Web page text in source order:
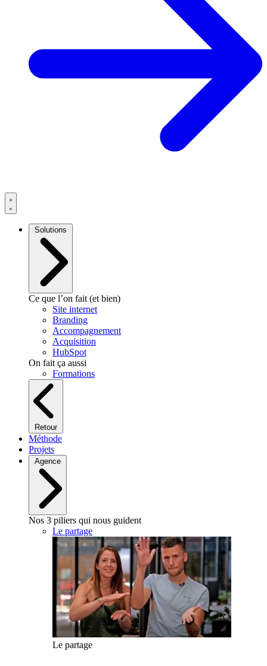
Solutions
Ce que l’on fait (et bien)
Site internet
Branding
Accompagnement
Acquisition
HubSpot
On fait ça aussi
Formations
Retour
Méthode
Projets
Agence
Nos 3 piliers qui nous guident
Le partage
Le partage